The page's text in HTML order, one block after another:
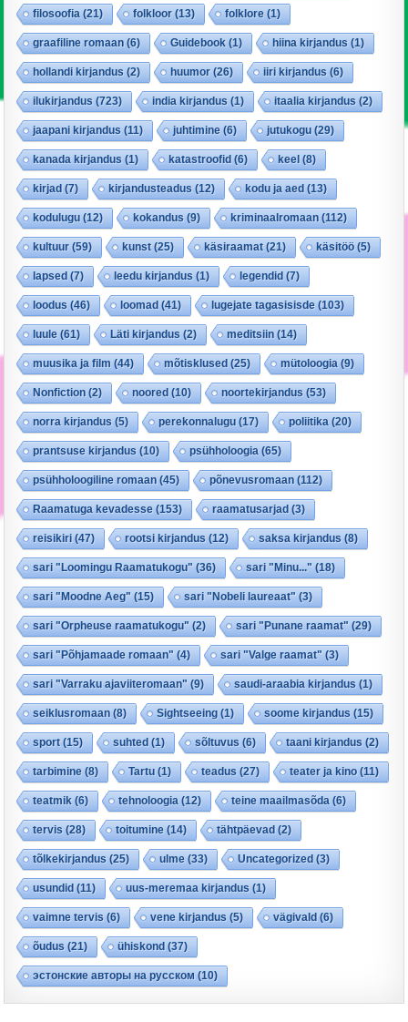
filosoofia (21) folkloor(13) folklore (1)
graafiline romaan (6) Guidebook (1) hiina kirjandus (1)
hollandi kirjandus (2) huumor(26) iiri kirjandus (6)
ilukirjandus (723) india kirjandus (1) itaalia kirjandus (2)
jaapani kirjandus (11) juhtimine (6) jutukogu (29)
kanada kirjandus (1) katastroofid (6) keel (8)
kirjad (7) kirjandusteadus (12) kodu ja aed (13)
kodulugu (12) kokandus (9) kriminaalromaan (112)
kultuur(59) kunst(25) käsiraamat(21) käsitöö (5)
lapsed (7) leedu kirjandus (1) legendid (7)
loodus (46) loomad (41) lugejate tagasisisde (103)
luule (61) Läti kirjandus (2) meditsiin (14)
muusika ja film (44) mõtisklused (25) mütoloogia (9)
Nonfiction (2) noored (10) noortekirjandus (53)
norra kirjandus (5) perekonnalugu (17) poliitika (20)
prantsuse kirjandus (10) psühholoogia (65)
psühholoogiline romaan (45) põnevusromaan (112)
Raamatuga kevadesse (153) raamatusarjad (3)
reisikiri (47) rootsi kirjandus (12) saksa kirjandus (8)
sari "Loomingu Raamatukogu" (36) sari "Minu..." (18)
sari "Moodne Aeg" (15) sari "Nobeli laureaat" (3)
sari "Orpheuse raamatukogu" (2) sari "Punane raamat" (29)
sari "Põhjamaade romaan" (4) sari "Valge raamat" (3)
sari "Varraku ajaviiteromaan" (9) saudi-araabia kirjandus (1)
seiklusromaan (8) Sightseeing (1) soome kirjandus (15)
sport(15) suhted (1) sõltuvus (6) taani kirjandus (2)
tarbimine (8) Tartu (1) teadus (27) teater ja kino (11)
teatmik (6) tehnoloogia (12) teine maailmasõda (6)
tervis (28) toitumine (14) tähtpäevad (2)
tõlkekirjandus (25) ulme (33) Uncategorized (3)
usundid (11) uus-meremaa kirjandus (1)
vaimne tervis (6) vene kirjandus (5) vägivald (6)
õudus (21) ühiskond (37)
эстонские авторы на русском (10)